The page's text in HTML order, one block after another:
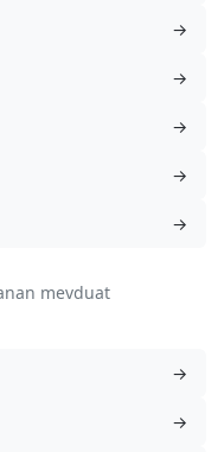
→
→
→
→
→
mevduat
→
→